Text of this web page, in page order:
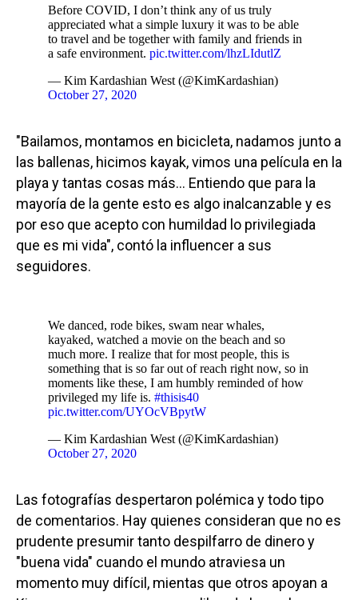
Before COVID, I don’t think any of us truly
appreciated what a simple luxury it was to be able
to travel and be together with family and friends in
a safe environment. pic.twitter.com/lhzLIdutlZ
— Kim Kardashian West (@KimKardashian)
October 27, 2020
"Bailamos, montamos en bicicleta, nadamos junto a
las ballenas, hicimos kayak, vimos una película en la
playa y tantas cosas más… Entiendo que para la
mayoría de la gente esto es algo inalcanzable y es
por eso que acepto con humildad lo privilegiada
que es mi vida", contó la influencer a sus
seguidores.
We danced, rode bikes, swam near whales,
kayaked, watched a movie on the beach and so
much more. I realize that for most people, this is
something that is so far out of reach right now, so in
moments like these, I am humbly reminded of how
privileged my life is. #thisis40
pic.twitter.com/UYOcVBpytW
— Kim Kardashian West (@KimKardashian)
October 27, 2020
Las fotografías despertaron polémica y todo tipo
de comentarios. Hay quienes consideran que no es
prudente presumir tanto despilfarro de dinero y
"buena vida" cuando el mundo atraviesa un
momento muy difícil, mientas que otros apoyan a